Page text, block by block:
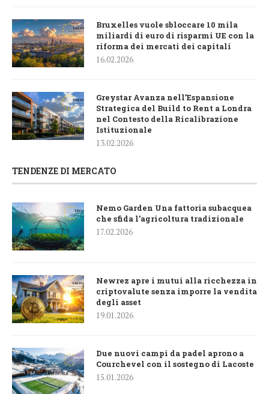
Bruxelles vuole sbloccare 10 mila
miliardi di euro di risparmi UE con la
riforma dei mercati dei capitali
16.02.2026
Greystar Avanza nell’Espansione
Strategica del Build to Rent a Londra
nel Contesto della Ricalibrazione
Istituzionale
13.02.2026
TENDENZE DI MERCATO
Nemo Garden Una fattoria subacquea
che sfida l’agricoltura tradizionale
17.02.2026
Newrez apre i mutui alla ricchezza in
criptovalute senza imporre la vendita
degli asset
19.01.2026
Due nuovi campi da padel aprono a
Courchevel con il sostegno di Lacoste
15.01.2026